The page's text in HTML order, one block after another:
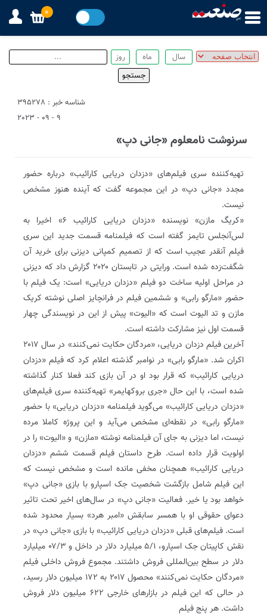
شناسه خبر : 395278
9 - 09 - 2023
سرنوشت نامعلوم «جانی دپ»
تهیه‌کننده سری فیلم‌های «دزدان دریایی کارائیب» درباره حضور
مجدد «جانی دپ» در این مجموعه گفت که آینده هنوز مشخص
نیست.
«کریگ مازن» نویسنده «دزدان دریایی کارائیب ۶» اخیرا به
لس‌آنجلس تایمز گفته است که فیلمنامه قسمت جدید این سری
فیلم آنقدر عجیب است که از تصمیم کمپانی دیزنی برای خرید آن
شگفت‌زده شده است. ورایتی در تابستان ۲۰۲۰ گزارش داد که دیزنی
در مراحل اولیه ساخت دو فیلم «دزدان دریایی» است: یک فیلم با
حضور «مارگو رابی» و ششمین فیلم در فرانچایز اصلی نوشته کریک
مازن و تد الیوت است که «الیوت» پیش از این در نویسندگی چهار
قسمت اول نیز مشارکت داشته است.
آخرین فیلم دزدان دریایی، «مردگان حکایت نمی‌کنند» در سال ۲۰۱۷
اکران شد. «مارگو رابی» در نوامبر گذشته اعلام کرد که فیلم «دزدان
دریایی کارائیب» که قرار بود او در آن بازی کند فعلا کنار گذاشته
شده است، با این حال «جری بروکهایمر» تهیه‌کننده سری فیلم‌های
«دزدان دریایی کارائیب» می‌گوید فیلمنامه «دزدان دریایی» با حضور
«مارگو رابی» در نقطه‌ای مشخص می‌آید و این پروژه کاملا مرده
نیست، اما دیزنی به جای آن فیلمنامه نوشته «مازن» و «الیوت» را در
اولویت قرار داده است. طرح داستان فیلم قسمت ششم «دزدان
دریایی کارائیب» همچنان مخفی مانده است و مشخص نیست که
این فیلم شامل بازگشت شخصیت جک اسپارو با بازی «جانی دپ»
خواهد بود یا خیر. فعالیت «جانی دپ» در سال‌های اخیر تحت تاثیر
دعوای حقوقی او با همسر سابقش «امبر هرد» بسیار محدود شده
است. فیلم‌های قبلی «دزدان دریایی کارائیب» با بازی «جانی دپ» در
نقش کاپیتان جک اسپارو، ۵/۱ میلیارد دلار در داخل و ۰۷/۳ میلیارد
دلار در سطح بین‌المللی فروش داشتند. مجموع فروش داخلی فیلم
«مردگان حکایت نمی‌کنند» محصول ۲۰۱۷ به ۱۷۲ میلیون دلار رسید،
در حالی که این فیلم در بازارهای خارجی ۶۲۲ میلیون دلار فروش
داشت. هر پنج فیلم
0